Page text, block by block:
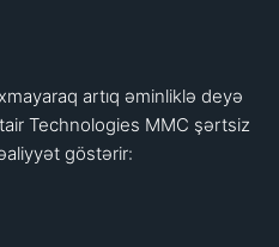
artıq əminliklə deyə
Technologies MMC şərtsiz
göstərir: